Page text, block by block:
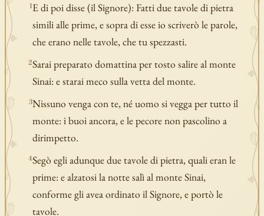
1E di poi disse (il Signore): Fatti due tavole di pietra
simili alle prime, e sopra di esse io scriverò le parole,
che erano nelle tavole, che tu spezzasti.
2Sarai preparato domattina per tosto salire al monte
Sinai: e starai meco sulla vetta del monte.
3Nissuno venga con te, né uomo si vegga per tutto il
monte: i buoi ancora, e le pecore non pascolino a
dirimpetto.
4Segò egli adunque due tavole di pietra, quali eran le
prime: e alzatosi la notte salì al monte Sinai,
conforme gli avea ordinato il Signore, e portò le
tavole.